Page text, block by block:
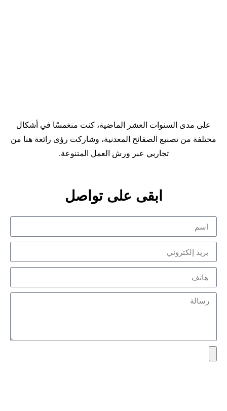
على مدى السنوات العشر الماضية، كنت منغمسًا في أشكال
مختلفة من تصنيع الصفائح المعدنية، وشاركت رؤى رائعة هنا من
تجاربي عبر ورش العمل المتنوعة.
ابقى على تواصل